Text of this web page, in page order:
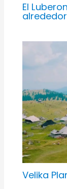
El
Velika